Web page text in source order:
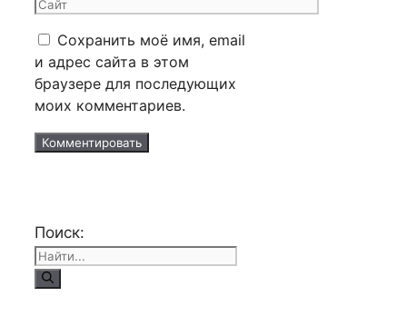
Сохранить моё имя, email
и адрес сайта в этом
браузере для последующих
моих комментариев.
Поиск: